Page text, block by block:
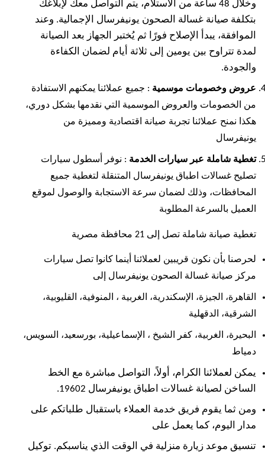
وخلال 48 ساعة من الاستلام، يتم التواصل معك لإبلاغك
بتكلفة صيانة غسالة الصحون يونيفرسال الإجمالية. وعند
الموافقة، يبدأ الإصلاح فورًا ثم يُختبر الجهاز بعد الصيانة
لمدة تتراوح بين يومين إلى ثلاثة أيام لضمان الكفاءة
والجودة.
عروض وخصومات موسمية : جميع عملائنا يمكنهم الاستفادة
من الخصومات والعروض الموسمية التي نقدمها بشكل دوري،
هكذا نمنح عملائنا تجربة صيانة اقتصادية ومميزة من
يونيفرسال
تغطية شاملة عبر سيارات الخدمة : نوفر أسطول سيارات
تصليح غسالات اطباق يونيفرسال المتنقلة لتغطية جميع
المحافظات، وذلك لضمان سرعة الاستجابة والوصول لموقع
العميل بالسرعة المطلوبة
تغطية صيانة شاملة تصل إلى 21 محافظة مصرية
لحرصنا بأن نكون قريبين لعملائنا أينما كانوا تصل سيارات
مركز صيانة غسالة الصحون يونيفرسال إلى
القاهرة، الجيزة، الإسكندرية، الغربية ،
المنوفية، القليوبية،
الشرقية، الدقهلية
البحيرة، الغربية، كفر الشيخ ،
الإسماعيلية، بورسعيد، السويس،
دمياط
يمكن لعملائنا الكرام، أولاً، التواصل مباشرة مع الخط
الساخن لصيانة غسالات اطباق يونيفرسال 19602.
ومن ثما يقوم فريق خدمة العملاء باستقبال طلباتكم على
مدار اليوم، كما يعمل على
تنسيق موعد زيارة منزلية في الوقت الذي يناسبكم. توكيل